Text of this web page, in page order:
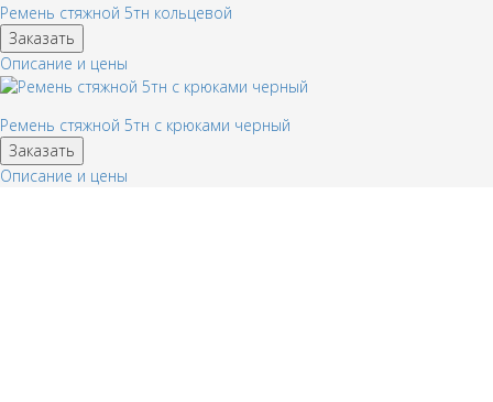
Ремень стяжной 5тн кольцевой
Заказать
Описание и цены
Ремень стяжной 5тн с крюками черный
Заказать
Описание и цены